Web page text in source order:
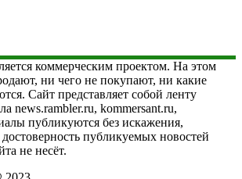
коммерческим проектом. На этом
ни чего не покупают, ни какие
Сайт представляет собой ленту
news.rambler.ru, kommersant.ru,
публикуются без искажения,
достоверность публикуемых новостей
не несёт.